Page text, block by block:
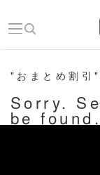
"おまとめ割引
Sorry.
be